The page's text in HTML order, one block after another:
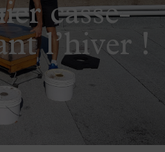
casse-
l’hiver !